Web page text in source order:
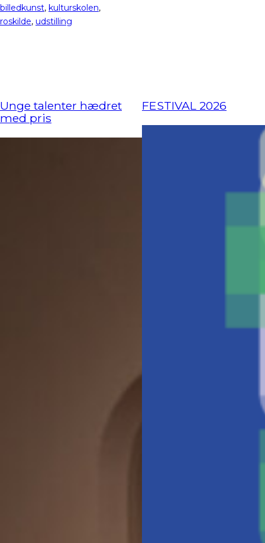
billedkunst, kulturskolen
roskilde, udstilling
Unge talenter hædret
med pris
FESTIVAL 2026